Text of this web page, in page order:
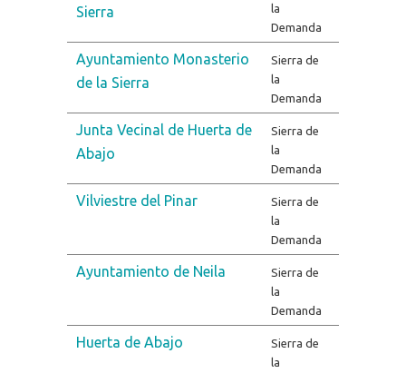
Sierra
la
Demanda
Ayuntamiento Monasterio
de la Sierra
Sierra de
la
Demanda
Junta Vecinal de Huerta de
Abajo
Sierra de
la
Demanda
Vilviestre del Pinar
Sierra de
la
Demanda
Ayuntamiento de Neila
Sierra de
la
Demanda
Huerta de Abajo
Sierra de
la